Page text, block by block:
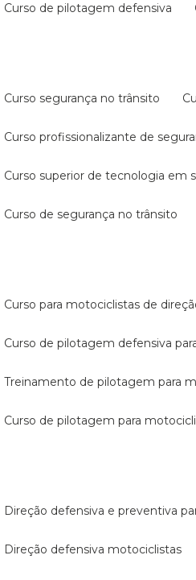
curso de pilotagem defensiva
curso segurança no trânsito
curso profissionalizante de
curso superior de tecnologia em
curso de segurança no trânsito
curso para motociclistas de
curso de pilotagem defensiva
treinamento de pilotagem para
curso de pilotagem para
direção defensiva e preventiva
direção defensiva motociclistas